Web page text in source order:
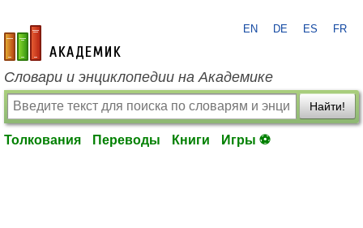
academic.ru
EN DE ES FR
Словари и энциклопедии на Академике
Найти!
Толкования Переводы Книги Игры ⚽